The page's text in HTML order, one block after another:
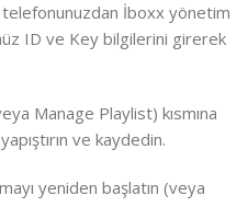
telefonunuzdan İboxx yönetim
ID ve Key bilgilerini girerek
Manage Playlist) kısmına
ve kaydedin.
yeniden başlatın (veya